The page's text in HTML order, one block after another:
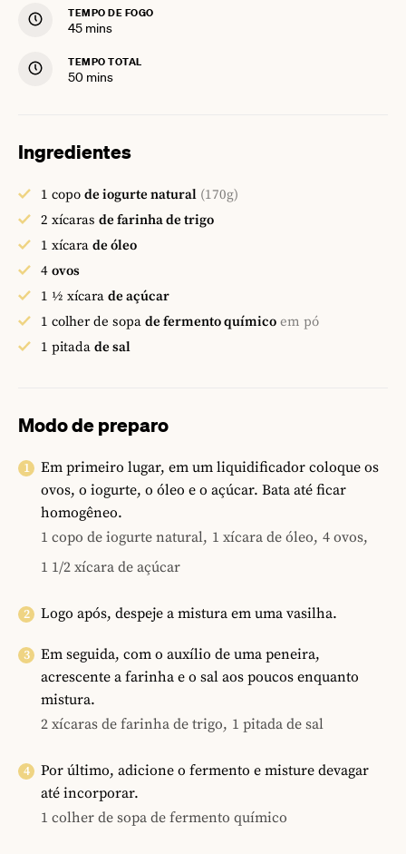
TEMPO DE FOGO
45minutes
mins
TEMPO TOTAL
50minutes
mins
Ingredientes
1 copo de iogurte natural (170g)
2 xícaras de farinha de trigo
1 xícara de óleo
4 ovos
1 ½ xícara de açúcar
1 colher de sopa de fermento químico em pó
1 pitada de sal
Modo de preparo
Em primeiro lugar, em um liquidificador coloque os
ovos, o iogurte, o óleo e o açúcar. Bata até ficar
homogêneo.
1 copo de iogurte natural, 1 xícara de óleo, 4 ovos,
1 1/2 xícara de açúcar
Logo após, despeje a mistura em uma vasilha.
Em seguida, com o auxílio de uma peneira,
acrescente a farinha e o sal aos poucos enquanto
mistura.
2 xícaras de farinha de trigo, 1 pitada de sal
Por último, adicione o fermento e misture devagar
até incorporar.
1 colher de sopa de fermento químico